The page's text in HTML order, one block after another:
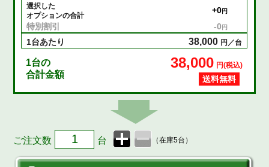
選択した
オプションの合計
+0円
特別割引 -0 円
1台あたり 38,000 円／台
1台の
合計金額
38,000 円(税込)
送料無料
ご注文数 台 （在庫5台）